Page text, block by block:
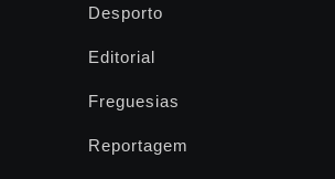
Desporto
Editorial
Freguesias
Reportagem